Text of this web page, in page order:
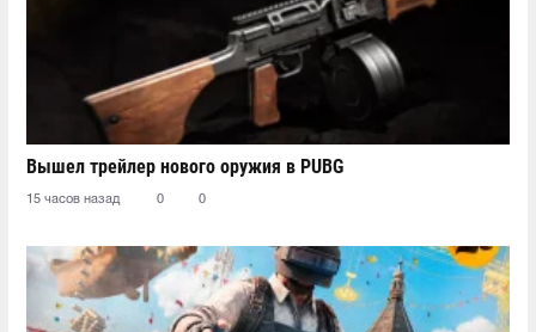
Вышел трейлер нового оружия в PUBG
15 часов назад 0 0